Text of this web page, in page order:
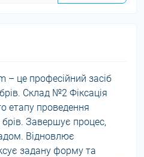
– це професійний засіб
Склад №2 Фіксація
етапу проведення
Завершує процес,
Відновлює
задану форму та